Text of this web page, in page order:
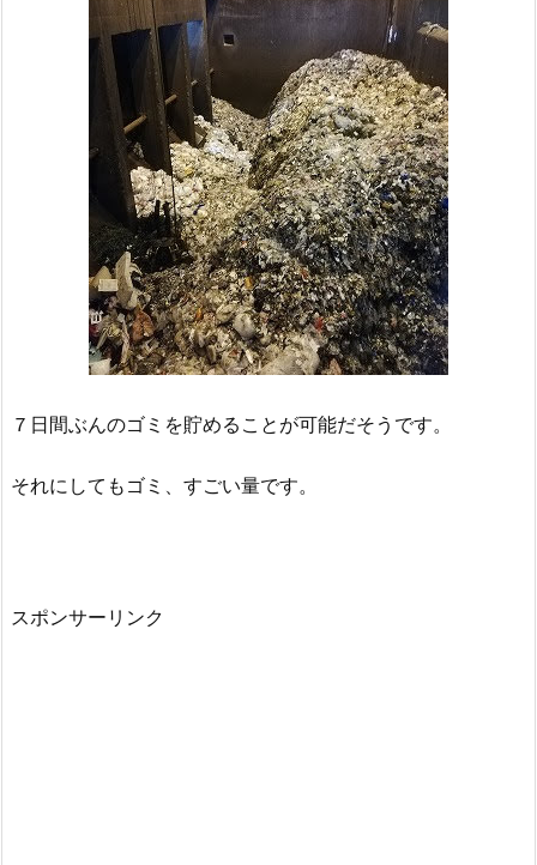
７日間ぶんのゴミを貯めることが可能だそうです。
それにしてもゴミ、すごい量です。
スポンサーリンク